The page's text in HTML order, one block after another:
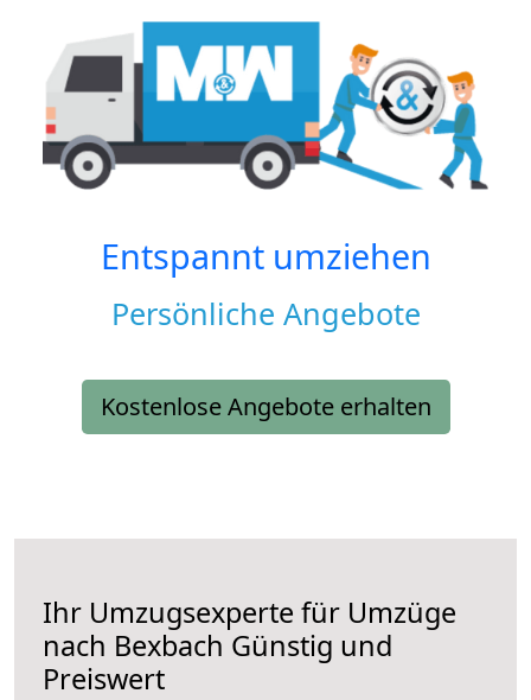
Entspannt umziehen
Persönliche Angebote
Kostenlose Angebote erhalten
Ihr Umzugsexperte für Umzüge
nach Bexbach Günstig und
Preiswert